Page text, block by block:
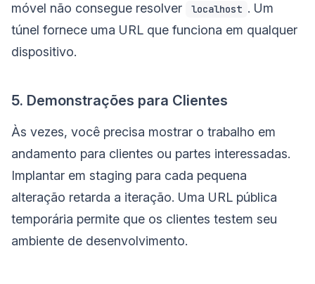
móvel não consegue resolver
localhost . Um
túnel fornece uma URL que funciona em qualquer
dispositivo.
5. Demonstrações para Clientes
Às vezes, você precisa mostrar o trabalho em
andamento para clientes ou partes interessadas.
Implantar em staging para cada pequena
alteração retarda a iteração. Uma URL pública
temporária permite que os clientes testem seu
ambiente de desenvolvimento.